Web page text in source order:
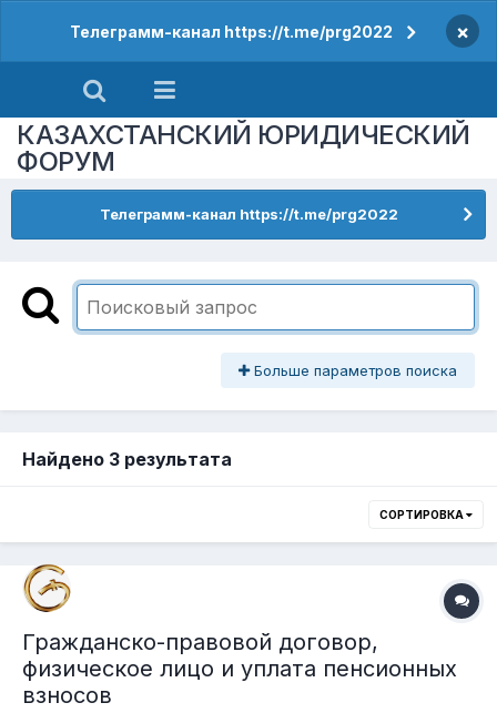
Телеграмм-канал https://t.me/prg2022 ×
КАЗАХСТАНСКИЙ ЮРИДИЧЕСКИЙ
ФОРУМ
Телеграмм-канал https://t.me/prg2022
Больше параметров поиска
Найдено 3 результата
СОРТИРОВКА
Гражданско-правовой договор,
физическое лицо и уплата пенсионных
взносов